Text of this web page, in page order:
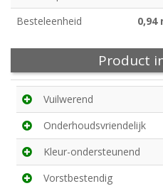
Besteleenheid
0,94
Product
Vuilwerend
Onderhoudsvriendelijk
Kleur-ondersteunend
Vorstbestendig